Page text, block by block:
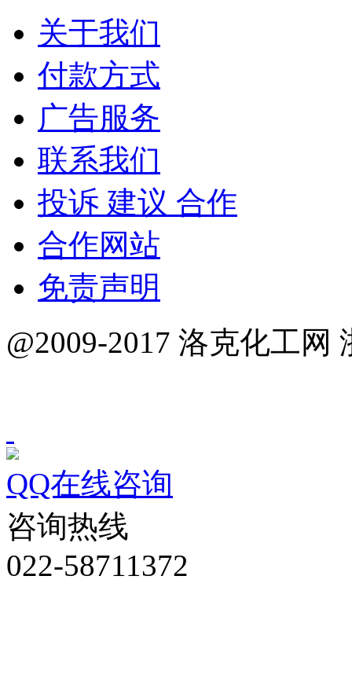
关于我们
付款方式
广告服务
联系我们
投诉 建议 合作
合作网站
免责声明
@2009-2017 洛克化工网
QQ在线咨询
咨询热线
022-58711372